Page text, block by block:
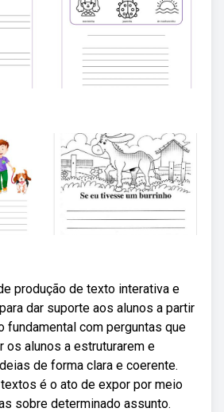
produção de texto interativa e
dar suporte aos alunos a partir
fundamental com perguntas que
os alunos a estruturarem e
de forma clara e coerente.
é o ato de expor por meio
sobre determinado assunto.